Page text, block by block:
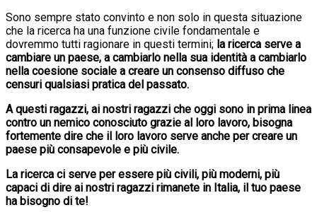
Sono sempre stato convinto e non solo in questa situazione
che la ricerca ha una funzione civile fondamentale e
dovremmo tutti ragionare in questi termini; la ricerca serve a
cambiare un paese, a cambiarlo nella sua identità a cambiarlo
nella coesione sociale a creare un consenso diffuso che
censuri qualsiasi pratica del passato.
A questi ragazzi, ai nostri ragazzi che oggi sono in prima linea
contro un nemico conosciuto grazie al loro lavoro, bisogna
fortemente dire che il loro lavoro serve anche per creare un
paese più consapevole e più civile.
La ricerca ci serve per essere più civili, più moderni, più
capaci di dire ai nostri ragazzi rimanete in Italia, il tuo paese
ha bisogno di te!